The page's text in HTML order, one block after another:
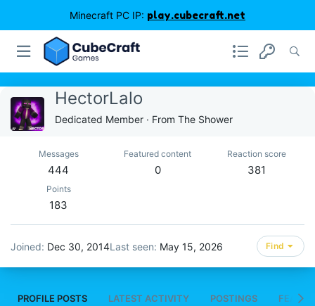
Minecraft PC IP: play.cubecraft.net
HectorLalo
Dedicated Member · From The Shower
Messages
444
Featured content
0
Reaction score
381
Points
183
Joined Dec 30, 2014Last seen May 15, 2026 Find
PROFILE POSTS LATEST ACTIVITY POSTINGS